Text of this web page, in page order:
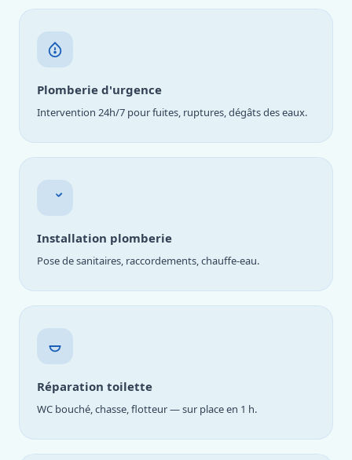
Plomberie d'urgence
Intervention 24h/7 pour fuites, ruptures, dégâts des eaux.
Installation plomberie
Pose de sanitaires, raccordements, chauffe-eau.
Réparation toilette
WC bouché, chasse, flotteur — sur place en 1 h.